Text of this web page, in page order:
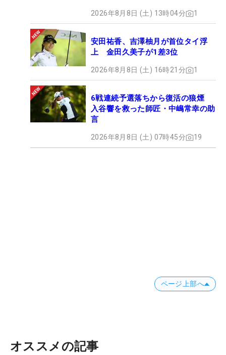
2026年8月8日 (土) 13時04分 1
安田祐香、吉澤柚月が首位タイ浮
上 金田久美子が1差3位
2026年8月8日 (土) 16時21分 1
6戦連続予選落ちから復活の狼煙
入谷響を救った師匠・中嶋常幸の助
言
2026年8月8日 (土) 07時45分 19
ページ上部へ
オススメの記事